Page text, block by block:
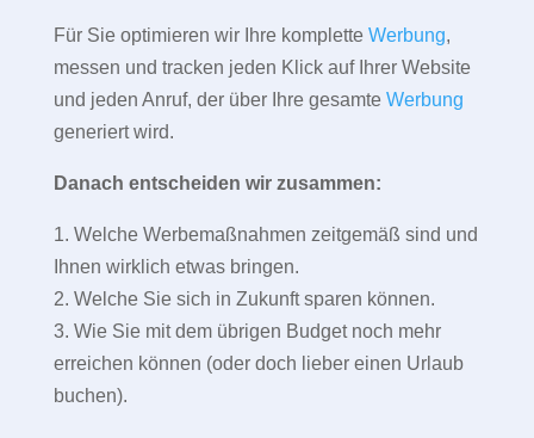
Für Sie optimieren wir Ihre komplette Werbung,
messen und tracken jeden Klick auf Ihrer Website
und jeden Anruf, der über Ihre gesamte Werbung
generiert wird.
Danach entscheiden wir zusammen:
1. Welche Werbemaßnahmen zeitgemäß sind und
Ihnen wirklich etwas bringen.
2. Welche Sie sich in Zukunft sparen können.
3. Wie Sie mit dem übrigen Budget noch mehr
erreichen können (oder doch lieber einen Urlaub
buchen).